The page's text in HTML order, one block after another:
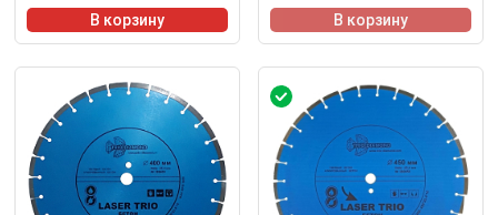
В корзину В корзину